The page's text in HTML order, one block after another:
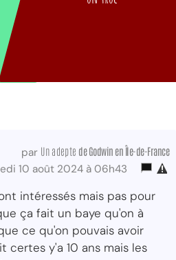
par Un adepte de Godwin en Île-de-France
10 août 2024 à 06h43
intéressés mais pas pour
ça fait un baye qu'on à
ce qu'on pouvais avoir
certes y'a 10 ans mais les